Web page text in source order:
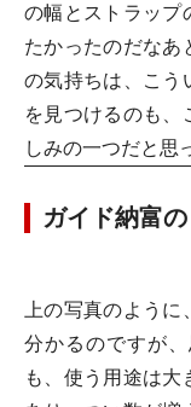
の幅とストラップ
たかったのだなあ
の気持ちは、こう
を見つけるのも、
しみの一つだと思
ガイド納富
上の写真のように
分かるのですが
も、使う用途は大